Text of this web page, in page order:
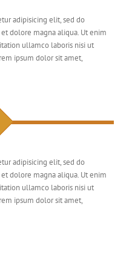
adipisicing elit, sed do
dolore magna aliqua. Ut enim
ullamco laboris nisi ut
ipsum dolor sit amet,
adipisicing elit, sed do
dolore magna aliqua. Ut enim
ullamco laboris nisi ut
ipsum dolor sit amet,